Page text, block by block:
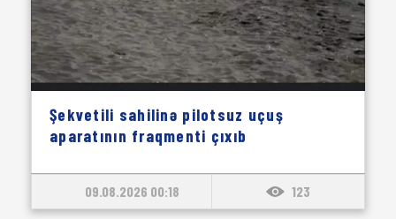
Şekvetili sahilinə pilotsuz uçuş
aparatının fraqmenti çıxıb
09.08.2026 00:18 123